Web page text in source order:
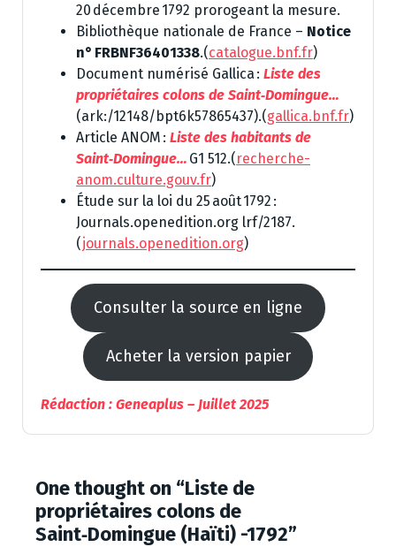
20 décembre 1792 prorogeant la mesure.
Bibliothèque nationale de France – Notice
n° FRBNF36401338.(catalogue.bnf.fr)
Document numérisé Gallica : Liste des
propriétaires colons de Saint‑Domingue…
(ark:/12148/bpt6k57865437).(gallica.bnf.fr)
Article ANOM : Liste des habitants de
Saint‑Domingue… G1 512.(recherche-
anom.culture.gouv.fr)
Étude sur la loi du 25 août 1792 :
Journals.openedition.org lrf/2187.
(journals.openedition.org)
Consulter la source en ligne
Acheter la version papier
Rédaction : Geneaplus – Juillet 2025
One thought on “Liste de
propriétaires colons de
Saint‑Domingue (Haïti) -1792”